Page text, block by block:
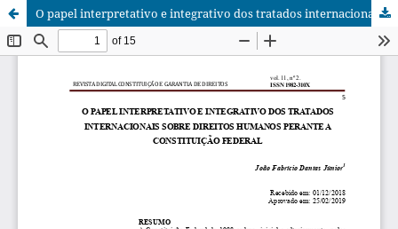
O papel interpretativo e integrativo dos tratados internacionais sobre direitos humanos perante a constituição federal